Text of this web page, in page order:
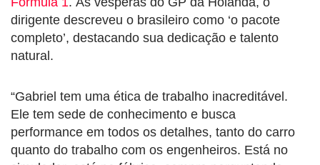
dirigente descreveu o brasileiro como ‘o pacote
completo’, destacando sua dedicação e talento
natural.
“Gabriel tem uma ética de trabalho inacreditável.
Ele tem sede de conhecimento e busca
performance em todos os detalhes, tanto do carro
quanto do trabalho com os engenheiros. Está no